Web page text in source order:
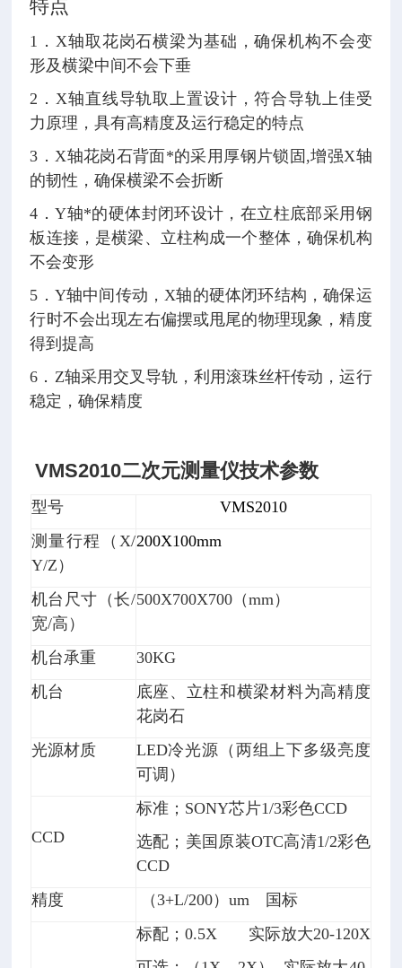
特点
1．X轴取花岗石横梁为基础，确保机构不会变
形及横梁中间不会下垂
2．X轴直线导轨取上置设计，符合导轨上佳受
力原理，具有高精度及运行稳定的特点
3．X轴花岗石背面*的采用厚钢片锁固,增强X轴
的韧性，确保横梁不会折断
4．Y轴*的硬体封闭环设计，在立柱底部采用钢
板连接，是横梁、立柱构成一个整体，确保机构
不会变形
5．Y轴中间传动，X轴的硬体闭环结构，确保运
行时不会出现左右偏摆或甩尾的物理现象，精度
得到提高
6．Z轴采用交叉导轨，利用滚珠丝杆传动，运行
稳定，确保精度
VMS2010二次元测量仪技术参数
型号
VMS2010
测量行程（X/
Y/Z）
200X100mm
机台尺寸（长/
宽/高）
500X700X700（mm）
机台承重
30KG
机台
底座、立柱和横梁材料为高精度
花岗石
光源材质
LED冷光源（两组上下多级亮度
可调）
CCD
标准；SONY芯片1/3彩色CCD
选配；美国原装OTC高清1/2彩色
CCD
精度
（3+L/200）um 国标
标配；0.5X 实际放大20-120X